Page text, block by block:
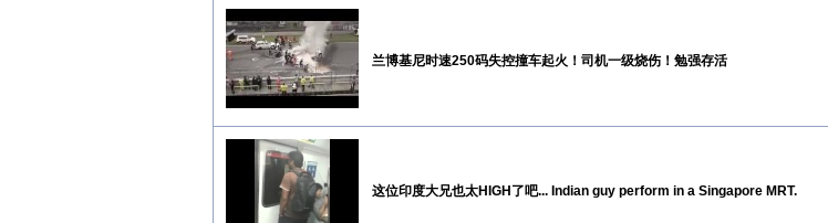
兰博基尼时速250码失控撞车起火！司机一级烧伤！勉强存活
这位印度大兄也太HIGH了吧... Indian guy perform in a Singapore MRT.